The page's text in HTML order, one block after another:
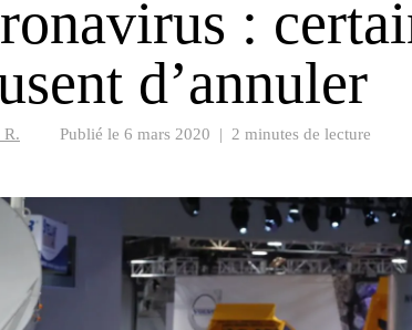
:
d’annuler
R. Publié le 6 mars 2020 | 2 minutes de lecture